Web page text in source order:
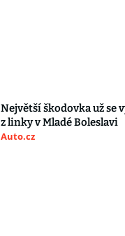
Největší škodovka už se
z linky v Mladé Boleslavi
Auto.cz